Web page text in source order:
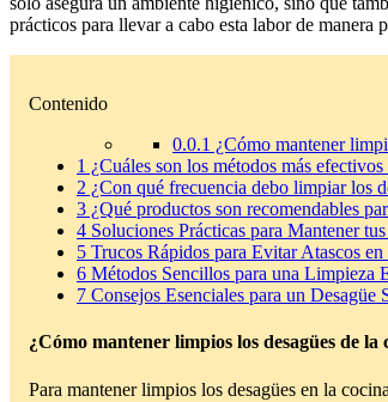
prácticos para llevar a cabo esta labor de manera
Contenido
0.0.1 ¿Cómo mantener
1 ¿Cuáles son los métodos más
2 ¿Con qué frecuencia debo limpiar los
3 ¿Qué productos son recomendables
4 Soluciones Prácticas para Mantener
5 Trucos Rápidos para Evitar Atascos
6 Métodos Sencillos para una Limpieza
7 Consejos Esenciales para un Desagüe
¿Cómo mantener limpios los desagües de la
Para mantener limpios los desagües en la